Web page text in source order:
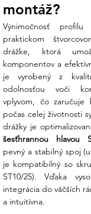
panelov vedľa
minimalizuje
preprava.
Koniec
potrebujete
prevedenie,
spojiť do dlhších
vám pomôže
rozmiestnenie
spojovacie prvky
Technické
V Ensun staviame
spĺňajú prísne
montáž?
Výnimočnosť
praktickom
drážke, ktorá
komponentov a
je vyrobený z
odolnosťou voči
vplyvom, čo zaručuje
počas celej životnosti
drážky je
šesťhrannou hlavou
pevný a stabilný spoj
je kompatibilný so
ST10/25). Vďaka
integrácia do väčších
a intuitívna.